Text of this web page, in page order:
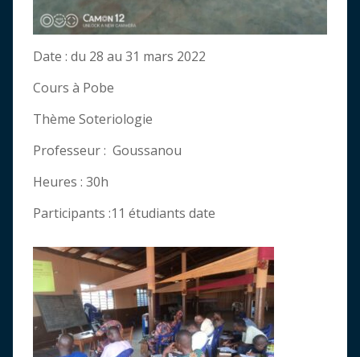
Date : du 28 au 31 mars 2022
Cours à Pobe
Thème Soteriologie
Professeur : Goussanou
Heures : 30h
Participants :11 étudiants date